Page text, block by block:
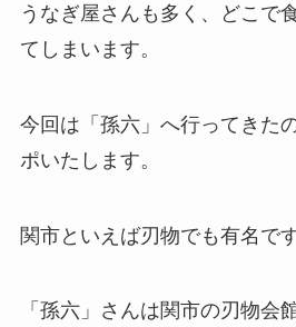
うなぎ屋さんも多く、どこで
てしまいます。
今回は「孫六」へ行ってきた
ポいたします。
関市といえば刃物でも有名です
「孫六」さんは関市の刃物会